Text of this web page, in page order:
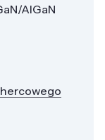
AlGaN